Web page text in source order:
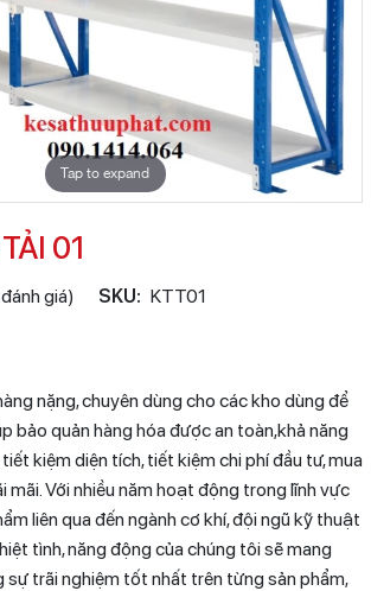
Tap to expand
01
giá) SKU: KTT01
nặng, chuyên dùng cho các kho dùng để
bảo quản hàng hóa được an toàn,khả năng
kiệm diện tích, tiết kiệm chi phí đầu tư, mua
mãi. Với nhiều năm hoạt động trong lĩnh vực
liên qua đến ngành cơ khí, đội ngũ kỹ thuật
tình, năng động của chúng tôi sẽ mang
sự trãi nghiệm tốt nhất trên từng sản phẩm,